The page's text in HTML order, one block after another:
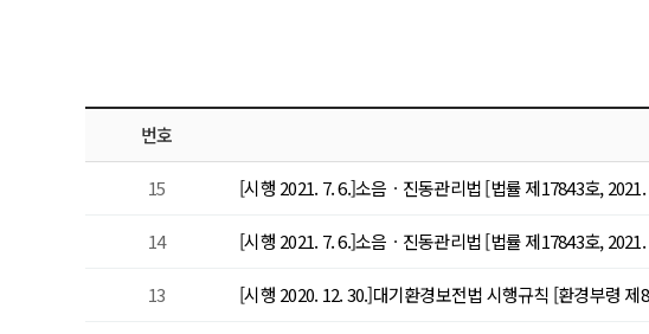
번호
15 [시행 2021. 7. 6.]소음ㆍ진동관리법 [법률 제17843호,
14 [시행 2021. 7. 6.]소음ㆍ진동관리법 [법률 제17843호,
13 [시행 2020. 12. 30.]대기환경보전법 시행규칙 [환경부령